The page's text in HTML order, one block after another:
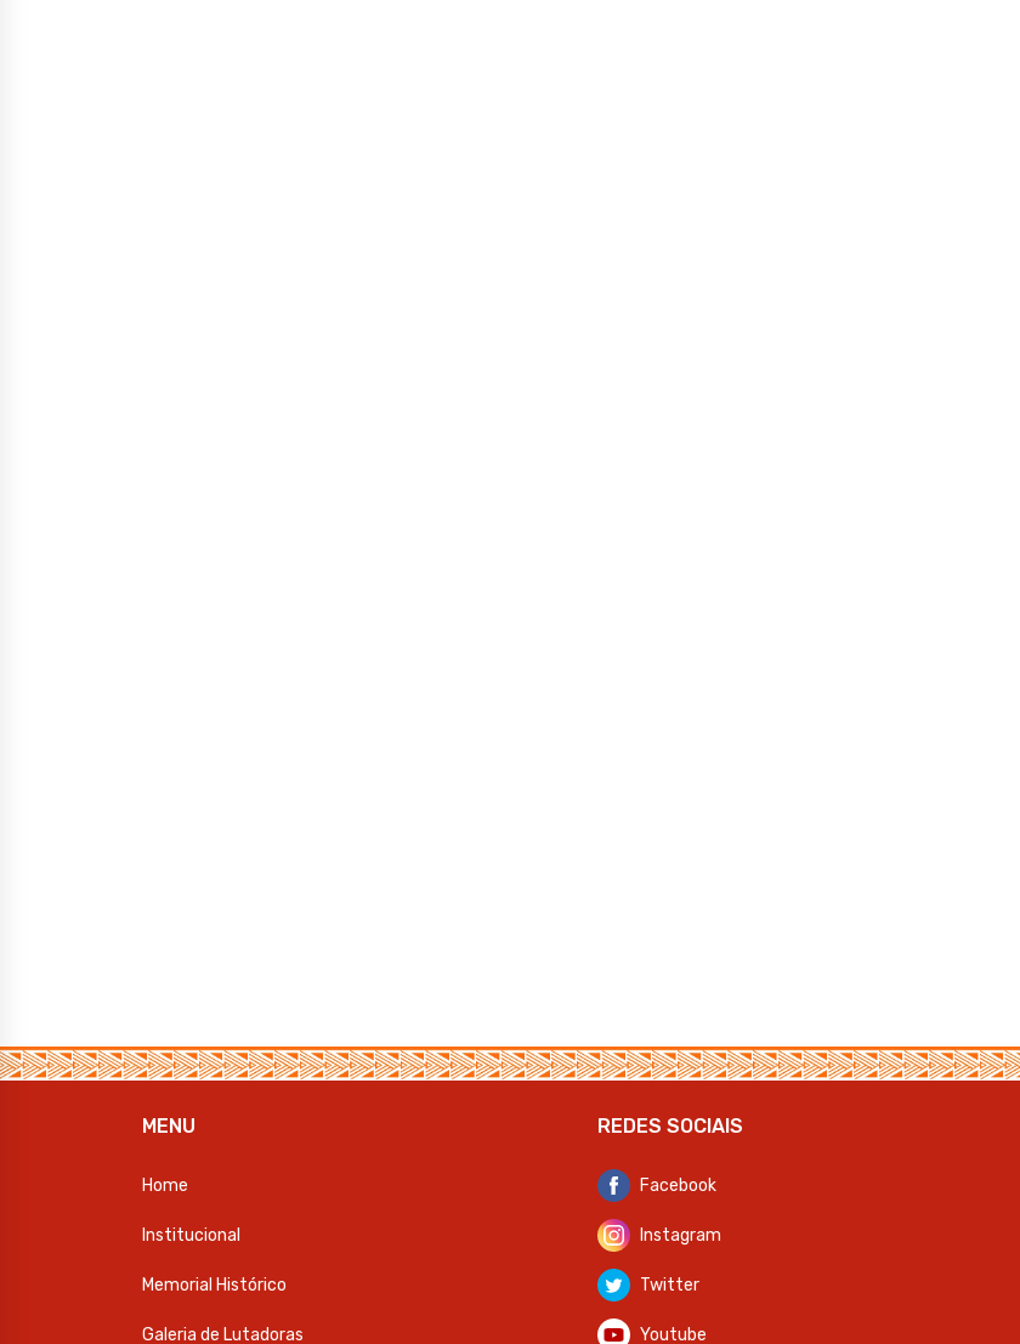
MENU
Home
Institucional
Memorial Histórico
Galeria de Lutadoras
REDES SOCIAIS
Facebook
Instagram
Twitter
Youtube